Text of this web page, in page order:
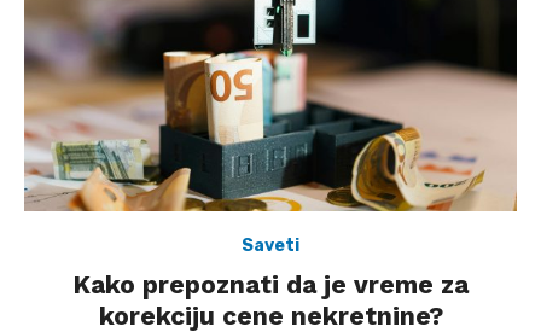
Saveti
Kako prepoznati da je vreme za
korekciju cene nekretnine?